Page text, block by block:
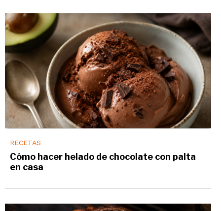
RECETAS
Cómo hacer helado de chocolate con palta
en casa